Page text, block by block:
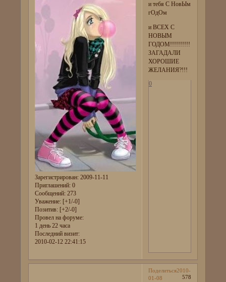
Зарегистрирован: 2009-11-11
Приглашений:0
Сообщений:273
Уважение: [+1/-0]
Позитив: [+2/-0]
Провел на форуме:
1 день 22 часа
Последний визит:
2010-02-12 22:41:15
и тебя С НовЫм
гОдОм
и ВСЕХ С
НОВЫМ
ГОДОМ!!!!!!!!!!
ЗАГАДАЛИ
ХОРОШИЕ
ЖЕЛАНИЯ?!!!
0
Поделиться
578
2010-
01-08